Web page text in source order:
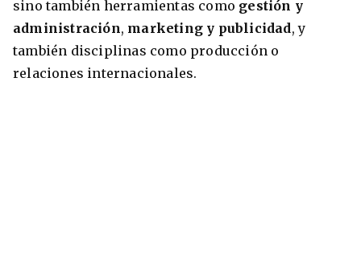
sino también herramientas como gestión y
administración, marketing y publicidad, y
también disciplinas como producción o
relaciones internacionales.